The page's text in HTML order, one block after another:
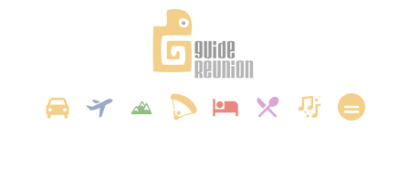
Panneau de gestion des cookies